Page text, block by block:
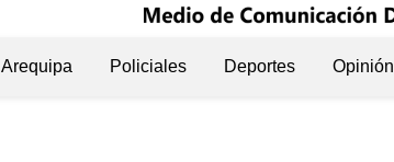
Arequipa Policiales Deportes Opinión